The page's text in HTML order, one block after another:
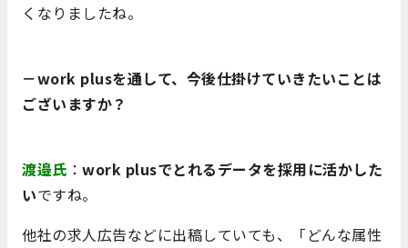
くなりましたね。
－work plusを通して、今後仕掛けていきたいことは
ございますか？
渡邉氏 ： work plusでとれるデータを採用に活かした
いですね。
他社の求人広告などに出稿していても、「どんな属性